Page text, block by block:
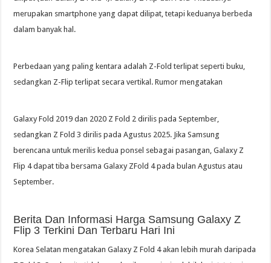
merupakan smartphone yang dapat dilipat, tetapi keduanya berbeda
dalam banyak hal.
Perbedaan yang paling kentara adalah Z-Fold terlipat seperti buku,
sedangkan Z-Flip terlipat secara vertikal. Rumor mengatakan
Galaxy Fold 2019 dan 2020 Z Fold 2 dirilis pada September,
sedangkan Z Fold 3 dirilis pada Agustus 2025. Jika Samsung
berencana untuk merilis kedua ponsel sebagai pasangan, Galaxy Z
Flip 4 dapat tiba bersama Galaxy ZFold 4 pada bulan Agustus atau
September.
Berita Dan Informasi Harga Samsung Galaxy Z
Flip 3 Terkini Dan Terbaru Hari Ini
Korea Selatan mengatakan Galaxy Z Fold 4 akan lebih murah daripada